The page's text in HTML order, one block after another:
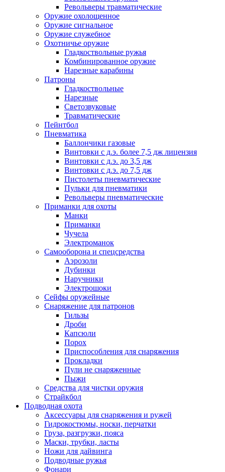
Револьверы травматические
Оружие охолощенное
Оружие сигнальное
Оружие служебное
Охотничье оружие
Гладкоствольные ружья
Комбинированное оружие
Нарезные карабины
Патроны
Гладкоствольные
Нарезные
Светозвуковые
Травматические
Пейнтбол
Пневматика
Баллончики газовые
Винтовки с д.э. более 7,5 дж лицензия
Винтовки с д.э. до 3,5 дж
Винтовки с д.э. до 7,5 дж
Пистолеты пневматические
Пульки для пневматики
Револьверы пневматические
Приманки для охоты
Манки
Приманки
Чучела
Электроманок
Самооборона и спецсредства
Аэрозоли
Дубинки
Наручники
Электрошоки
Сейфы оружейные
Снаряжение для патронов
Гильзы
Дроби
Капсюли
Порох
Приспособления для снаряжения
Прокладки
Пули не снаряженные
Пыжи
Средства для чистки оружия
Страйкбол
Подводная охота
Аксессуары для снаряжения и ружей
Гидрокостюмы, носки, перчатки
Груза, разгрузки, пояса
Маски, трубки, ласты
Ножи для дайвинга
Подводные ружья
Фонари